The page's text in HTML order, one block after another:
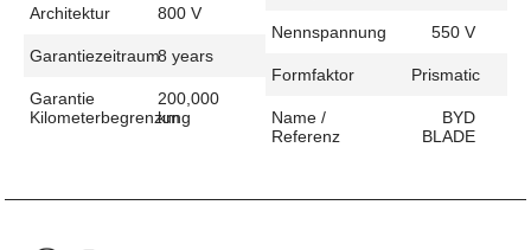
Architektur 800 V
Garantiezeitraum8 years
Garantie
Kilometerbegrenzung
200,000
km
Nennspannung 550 V
Formfaktor Prismatic
Name /
Referenz
BYD
BLADE